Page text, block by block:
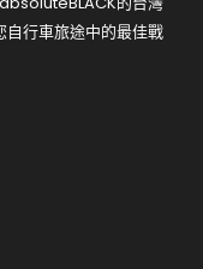
行車旅途中的最佳戰